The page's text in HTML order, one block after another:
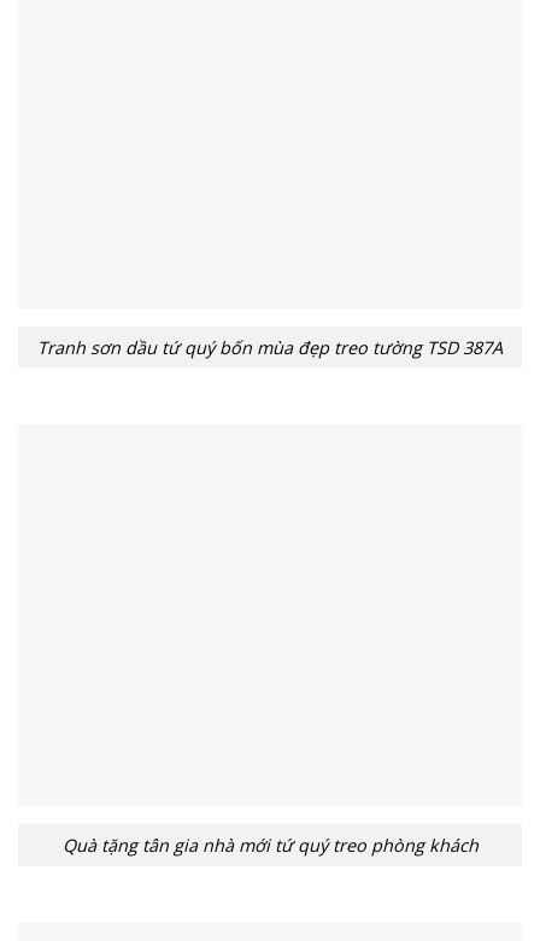
Tranh sơn dầu tứ quý bốn mùa đẹp treo tường TSD 387A
Quà tặng tân gia nhà mới tứ quý treo phòng khách